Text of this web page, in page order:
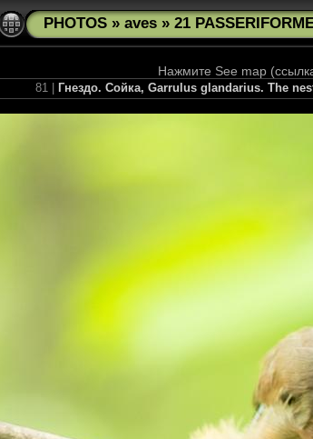
PHOTOS » aves » 21
Нажмите See map
81 | Гнездо. Сойка, Garrulus glandarius. The